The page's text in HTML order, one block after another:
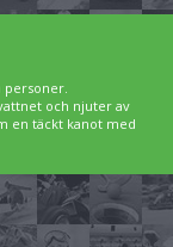
personer.
och njuter av
en täckt kanot med